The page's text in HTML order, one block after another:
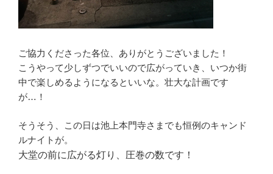
ご協力くださった各位、ありがとうございました！
こうやって少しずつでいいので広がっていき、いつか街
中で楽しめるようになるといいな。壮大な計画です
が…！
そうそう、この日は池上本門寺さまでも恒例のキャンド
ルナイトが。
大堂の前に広がる灯り、圧巻の数です！